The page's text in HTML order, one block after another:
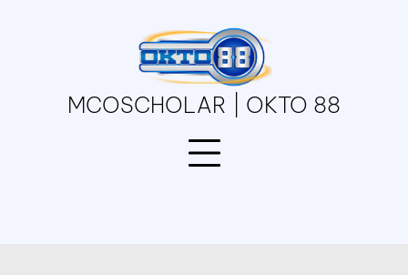
MCOSCHOLAR | OKTO 88